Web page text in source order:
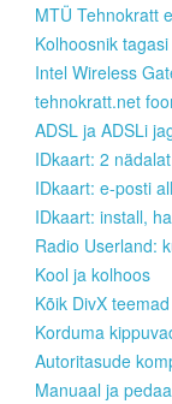
MTÜ Tehnokratt
Kolhoosnik
Intel Wireless
tehnokratt.net
ADSL ja ADSLi
IDkaart: 2
IDkaart: e-posti
IDkaart: install,
Radio Userland:
Kool ja kolhoos
Kõik DivX teemad
Korduma
Autoritasude
Manuaal ja